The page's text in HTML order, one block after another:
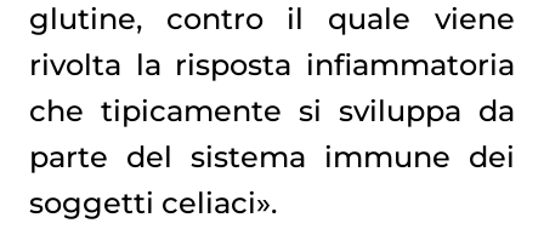
glutine, contro il quale viene
rivolta la risposta infiammatoria
che tipicamente si sviluppa da
parte del sistema immune dei
soggetti celiaci».